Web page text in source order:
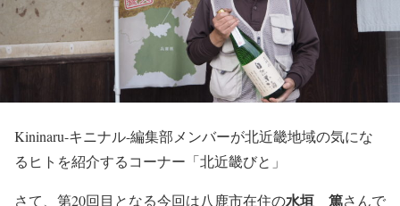
Kininaru-キニナル-編集部メンバーが北近畿地域の気にな
るヒトを紹介するコーナー「北近畿びと」
さて、第20回目となる今回は八鹿市在住の水垣 篤さんで